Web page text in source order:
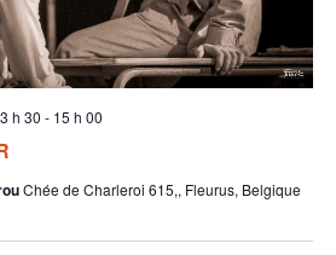
h 30 - 15 h 00
Chée de Charleroi 615,, Fleurus, Belgique